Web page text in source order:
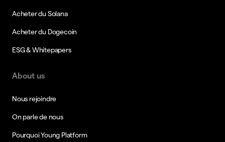
Acheter du Solana
Acheter du Dogecoin
ESG & Whitepapers
About us
Nous rejoindre
On parle de nous
Pourquoi Young Platform